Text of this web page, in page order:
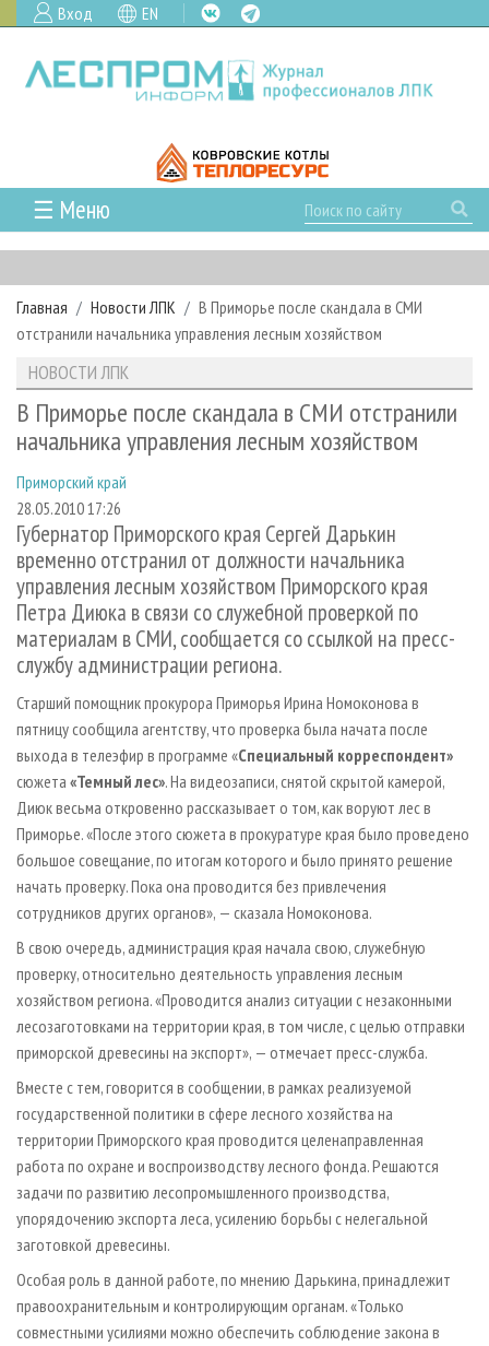
Вход EN
☰ Меню
ГЛАВНАЯ
РУБРИКИ И ТЕМЫ
РУБРИКИ ЖУРНАЛА
ЛЕСОЗАГОТОВКА
ЛЕСОПИЛЕНИЕ
СУШКА ДРЕВЕСИНЫ
ПРОИЗВОДСТВО ДРЕВЕСНЫХ ПЛИТ
ДЕРЕВЯННОЕ ДОМОСТРОЕНИЕ
ПРОИЗВОДСТВО МЕБЕЛИ
БИОЭНЕРГЕТИКА
ЦБП
ИНСТРУМЕНТ И МАТЕРИАЛЫ
НОВОСТИ
НОВОСТИ ЛПК
НОВОСТИ ЖУРНАЛА
ПРОЕКТЫ ЛПИ
АНАЛИТИКА
ПРЕДПРИЯТИЯ ЛПК
ПЕРСОНЫ
МОБИЛЬНЫЕ ВЫСТАВКИ
ОФИЦИАЛЬНЫЕ ДЕЛЕГАЦИИ
ПРИОРИТЕТНЫЕ ИНВЕСТПРОЕКТЫ
RUSSIAN FORESTRY REVIEW
БИБЛИОТЕКА СПЕЦИАЛИСТА
АРХИВ
АРХИВ ЖУРНАЛОВ
О ЖУРНАЛЕ
ПОДПИСКА
КОНТАКТЫ
РЕКЛАМОДАТЕЛЯМ
РЕКЛАМА
РЕКЛАМА НА САЙТЕ
Главная Новости ЛПК
В Приморье после скандала в СМИ
отстранили начальника управления лесным хозяйством
НОВОСТИ ЛПК
В Приморье после скандала в СМИ отстранили
начальника управления лесным хозяйством
Приморский край
28.05.2010 17:26
Губернатор Приморского края Сергей Дарькин
временно отстранил от должности начальника
управления лесным хозяйством Приморского края
Петра Диюка в связи со служебной проверкой по
материалам в СМИ, сообщается со ссылкой на пресс-
службу администрации региона.
Старший помощник прокурора Приморья Ирина Номоконова в
пятницу сообщила агентству, что проверка была начата после
выхода в телеэфир в программе «Специальный корреспондент»
сюжета «Темный лес». На видеозаписи, снятой скрытой камерой,
Диюк весьма откровенно рассказывает о том, как воруют лес в
Приморье. «После этого сюжета в прокуратуре края было проведено
большое совещание, по итогам которого и было принято решение
начать проверку. Пока она проводится без привлечения
сотрудников других органов», — сказала Номоконова.
В свою очередь, администрация края начала свою, служебную
проверку, относительно деятельность управления лесным
хозяйством региона. «Проводится анализ ситуации с незаконными
лесозаготовками на территории края, в том числе, с целью отправки
приморской древесины на экспорт», — отмечает пресс-служба.
Вместе с тем, говорится в сообщении, в рамках реализуемой
государственной политики в сфере лесного хозяйства на
территории Приморского края проводится целенаправленная
работа по охране и воспроизводству лесного фонда. Решаются
задачи по развитию лесопромышленного производства,
упорядочению экспорта леса, усилению борьбы с нелегальной
заготовкой древесины.
Особая роль в данной работе, по мнению Дарькина, принадлежит
правоохранительным и контролирующим органам. «Только
совместными усилиями можно обеспечить соблюдение закона в